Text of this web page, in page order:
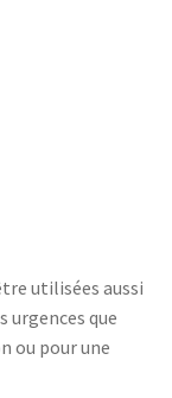
utilisées aussi
urgences que
ou pour une